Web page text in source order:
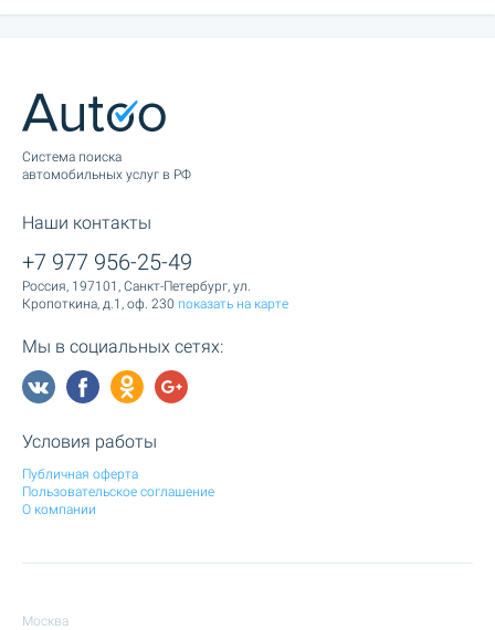
Cистема поиска
автомобильных услуг в РФ
Наши контакты
+7 977 956-25-49
Россия, 197101, Санкт-Петербург, ул.
Кропоткина, д.1, оф. 230 показать на карте
Мы в социальных сетях:
Условия работы
Публичная оферта
Пользовательское соглашение
О компании
Москва